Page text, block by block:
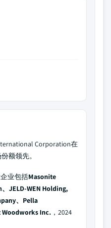
Corporation在
额领先。
业包括Masonite
JELD-WEN Holding,
、Pella
Inc. ，2024